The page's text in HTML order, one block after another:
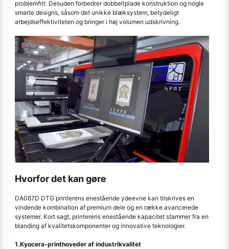
problemfrit. Desuden forbedrer dobbeltplade konstruktion og nogle
smarte designs, såsom det unikke blæksystem, betydeligt
arbejdseffektiviteten og bringer i høj volumen udskrivning.
Hvorfor det kan gøre
DA067D DTG printerens enestående ydeevne kan tilskrives en
vindende kombination af premium dele og en række avancerede
systemer. Kort sagt, printerens enestående kapacitet stammer fra en
blanding af kvalitetskomponenter og innovative teknologier.
1.Kyocera-printhoveder af industrikvalitet